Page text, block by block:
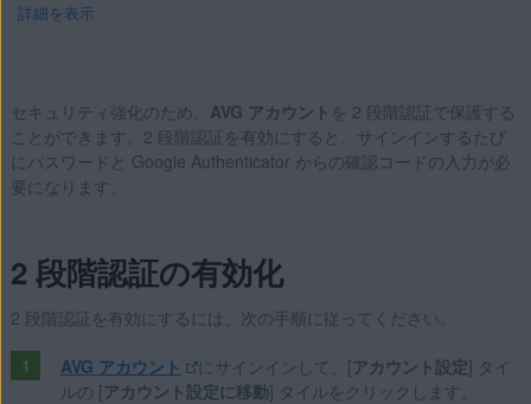
詳細を表示
製品:
すべての利用可能な AVG コンシューマー製品
サポートされているすべてのオペレーティング システム
セキュリティ強化のため、 AVG アカウント を 2 段階認証で保護する
ことができます。2 段階認証を有効にすると、サインインするたび
にパスワードと Google Authenticator からの確認コードの入力が必
要になります。
2 段階認証の有効化
2 段階認証を有効にするには、次の手順に従ってください。
AVG アカウント にサインインして、[アカウント設定] タイ
ルの [アカウント設定に移動] タイルをクリックします。